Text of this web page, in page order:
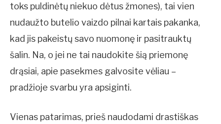
toks puldinėtų niekuo dėtus žmones), tai vien
nudaužto butelio vaizdo pilnai kartais pakanka,
kad jis pakeistų savo nuomonę ir pasitrauktų
šalin. Na, o jei ne tai naudokite šią priemonę
drąsiai, apie pasekmes galvosite vėliau –
pradžioje svarbu yra apsiginti.
Vienas patarimas, prieš naudodami drastiškas